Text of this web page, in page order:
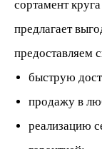
сортамент
предлагает
предоставляем
быструю
продажу в
реализацию